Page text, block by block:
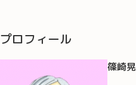
プロフィール
篠崎